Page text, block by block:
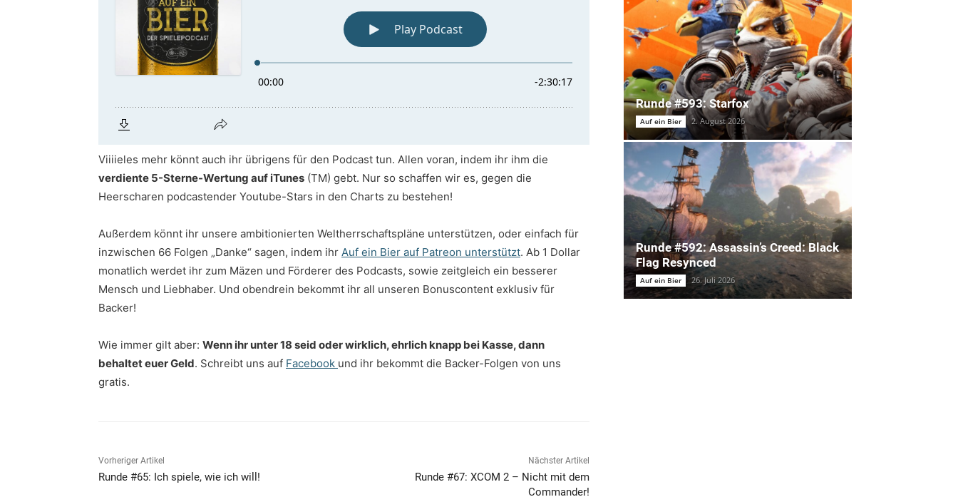
Viiiieles mehr könnt auch ihr übrigens für den Podcast tun. Allen voran, indem ihr ihm die
verdiente 5-Sterne-Wertung auf iTunes (TM) gebt. Nur so schaffen wir es, gegen die
Heerscharen podcastender Youtube-Stars in den Charts zu bestehen!
Außerdem könnt ihr unsere ambitionierten Weltherrschaftspläne unterstützen, oder einfach für
inzwischen 66 Folgen „Danke“ sagen, indem ihr Auf ein Bier auf Patreon unterstützt. Ab 1 Dollar
monatlich werdet ihr zum Mäzen und Förderer des Podcasts, sowie zeitgleich ein besserer
Mensch und Liebhaber. Und obendrein bekommt ihr all unseren Bonuscontent exklusiv für
Backer!
Wie immer gilt aber: Wenn ihr unter 18 seid oder wirklich, ehrlich knapp bei Kasse, dann
behaltet euer Geld. Schreibt uns auf Facebook und ihr bekommt die Backer-Folgen von uns
gratis.
Vorheriger Artikel
Runde #65: Ich spiele, wie ich will!
Nächster Artikel
Runde #67: XCOM 2 – Nicht mit dem
Commander!
Runde #593: Starfox
Auf ein Bier 2. August 2026
Runde #592: Assassin’s Creed: Black
Flag Resynced
Auf ein Bier 26. Juli 2026